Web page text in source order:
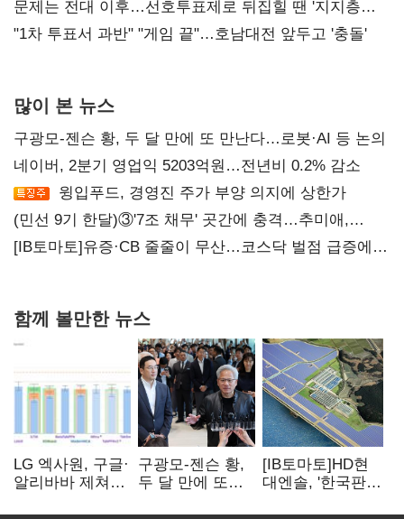
4만278명
문제는 전대 이후…선호투표제로 뒤집힐 땐 '지지층
불복'
"1차 투표서 과반" "게임 끝"…호남대전 앞두고 '충돌'
많이 본 뉴스
구광모-젠슨 황, 두 달 만에 또 만난다…로봇·AI 등 논의
네이버, 2분기 영업익 5203억원…전년비 0.2% 감소
윙입푸드, 경영진 주가 부양 의지에 상한가
(민선 9기 한달)③'7조 채무' 곳간에 충격…추미애,
20년만에 '비상재정' 선언 승부수
[IB토마토]유증·CB 줄줄이 무산…코스닥 벌점 급증에
함께 볼만한 뉴스
LG 엑사원, 구글·
알리바바 제쳐…
구광모-젠슨 황,
두 달 만에 또
[IB토마토]HD현
대엔솔, '한국판